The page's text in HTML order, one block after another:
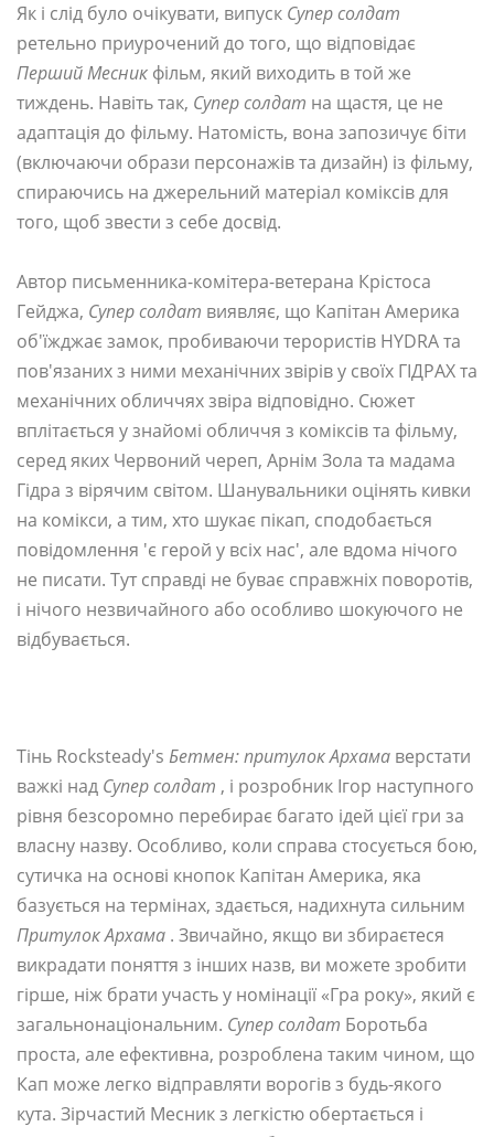
Як і слід було очікувати, випуск Супер солдат
ретельно приурочений до того, що відповідає
Перший Месник фільм, який виходить в той же
тиждень. Навіть так, Супер солдат на щастя, це не
адаптація до фільму. Натомість, вона запозичує біти
(включаючи образи персонажів та дизайн) із фільму,
спираючись на джерельний матеріал коміксів для
того, щоб звести з себе досвід.
Автор письменника-комітера-ветерана Крістоса
Гейджа, Супер солдат виявляє, що Капітан Америка
об'їжджає замок, пробиваючи терористів HYDRA та
пов'язаних з ними механічних звірів у своїх ГІДРАХ та
механічних обличчях звіра відповідно. Сюжет
вплітається у знайомі обличчя з коміксів та фільму,
серед яких Червоний череп, Арнім Зола та мадама
Гідра з вірячим світом. Шанувальники оцінять кивки
на комікси, а тим, хто шукає пікап, сподобається
повідомлення 'є герой у всіх нас', але вдома нічого
не писати. Тут справді не буває справжніх поворотів,
і нічого незвичайного або особливо шокуючого не
відбувається.
Тінь Rocksteady's Бетмен: притулок Архама верстати
важкі над Супер солдат , і розробник Ігор наступного
рівня безсоромно перебирає багато ідей цієї гри за
власну назву. Особливо, коли справа стосується бою,
сутичка на основі кнопок Капітан Америка, яка
базується на термінах, здається, надихнута сильним
Притулок Архама . Звичайно, якщо ви збираєтеся
викрадати поняття з інших назв, ви можете зробити
гірше, ніж брати участь у номінації «Гра року», який є
загальнонаціональним. Супер солдат Боротьба
проста, але ефективна, розроблена таким чином, що
Кап може легко відправляти ворогів з будь-якого
кута. Зірчастий Месник з легкістю обертається і